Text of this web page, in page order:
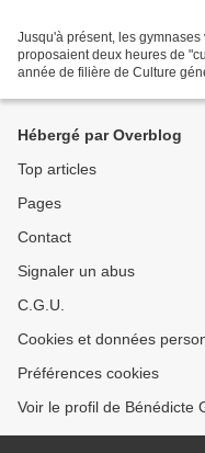
Jusqu'à présent, les
proposaient deux heures de
année de filière de Culture
Hébergé par Overblog
Top articles
Pages
Contact
Signaler un abus
C.G.U.
Cookies et données
Préférences cookies
Voir le profil de Bénédicte